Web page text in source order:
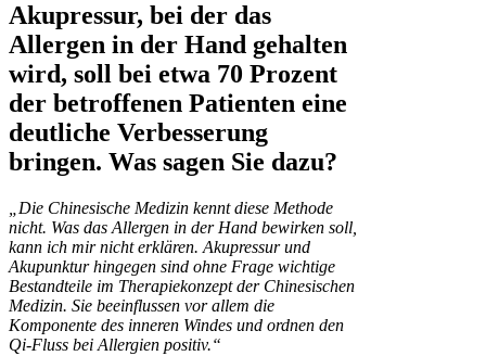
Akupressur, bei der das
Allergen in der Hand gehalten
wird, soll bei etwa 70 Prozent
der betroffenen Patienten eine
deutliche Verbesserung
bringen. Was sagen Sie dazu?
„Die Chinesische Medizin kennt diese Methode
nicht. Was das Allergen in der Hand bewirken soll,
kann ich mir nicht erklären. Akupressur und
Akupunktur hingegen sind ohne Frage wichtige
Bestandteile im Therapiekonzept der Chinesischen
Medizin. Sie beeinflussen vor allem die
Komponente des inneren Windes und ordnen den
Qi-Fluss bei Allergien positiv.“